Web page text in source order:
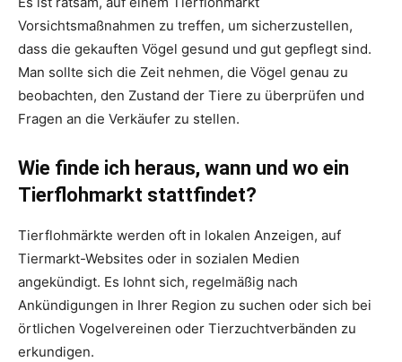
Vorsichtsmaßnahmen zu treffen, um sicherzustellen,
dass die gekauften Vögel gesund und gut gepflegt sind.
Man sollte sich die Zeit nehmen, die Vögel genau zu
beobachten, den Zustand der Tiere zu überprüfen und
Fragen an die Verkäufer zu stellen.
Wie finde ich heraus, wann und wo ein
Tierflohmarkt stattfindet?
Tierflohmärkte werden oft in lokalen Anzeigen, auf
Tiermarkt-Websites oder in sozialen Medien
angekündigt. Es lohnt sich, regelmäßig nach
Ankündigungen in Ihrer Region zu suchen oder sich bei
örtlichen Vogelvereinen oder Tierzuchtverbänden zu
erkundigen.